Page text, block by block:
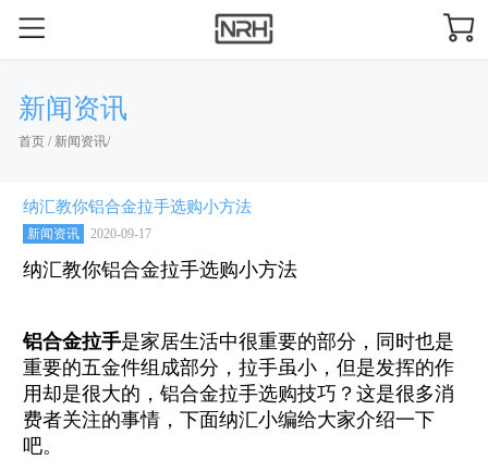
新闻资讯
首页/ 新闻资讯/
纳汇教你铝合金拉手选购小方法
新闻资讯 2020-09-17
纳汇教你铝合金拉手选购小方法
铝合金拉手是家居生活中很重要的部分，同时也是
重要的五金件组成部分，拉手虽小，但是发挥的作
用却是很大的，铝合金拉手选购技巧？这是很多消
费者关注的事情，下面纳汇小编给大家介绍一下
吧。